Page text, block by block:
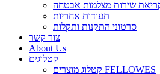
תעודות אחריות
סרטוני התקנות ותקלות
צור קשר
About Us
קטלוגים
קטלוג מוצרים FELLOWES